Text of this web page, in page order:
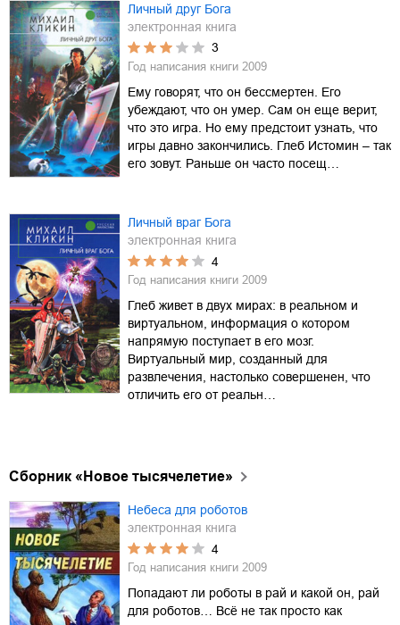
Личный друг Бога
электронная книга
3
Год написания книги 2009
Ему говорят, что он бессмертен. Его
убеждают, что он умер. Сам он еще верит,
что это игра. Но ему предстоит узнать, что
игры давно закончились. Глеб Истомин – так
его зовут. Раньше он часто посещ…
Личный враг Бога
электронная книга
4
Год написания книги 2009
Глеб живет в двух мирах: в реальном и
виртуальном, информация о котором
напрямую поступает в его мозг.
Виртуальный мир, созданный для
развлечения, настолько совершенен, что
отличить его от реальн…
Сборник «Новое тысячелетие»
Небеса для роботов
электронная книга
4
Год написания книги 2009
Попадают ли роботы в рай и какой он, рай
для роботов… Всё не так просто как